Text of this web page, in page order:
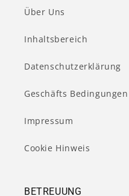
Über Uns
Inhaltsbereich
Datenschutzerklärung
Geschäfts Bedingungen
Impressum
Cookie Hinweis
BETREUUNG